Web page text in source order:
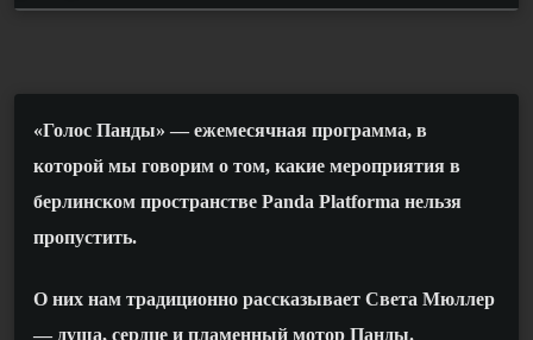
«Голос Панды» — ежемесячная программа, в
которой мы говорим о том, какие мероприятия в
берлинском пространстве Panda Platforma нельзя
пропустить.
О них нам традиционно рассказывает Света Мюллер
— душа, сердце и пламенный мотор Панды.